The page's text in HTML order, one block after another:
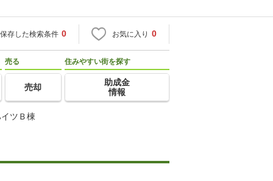
保存した検索条件 0 お気に入り 0
売る
売却
住みやすい街を探す
助成金
情報
ツＢ棟